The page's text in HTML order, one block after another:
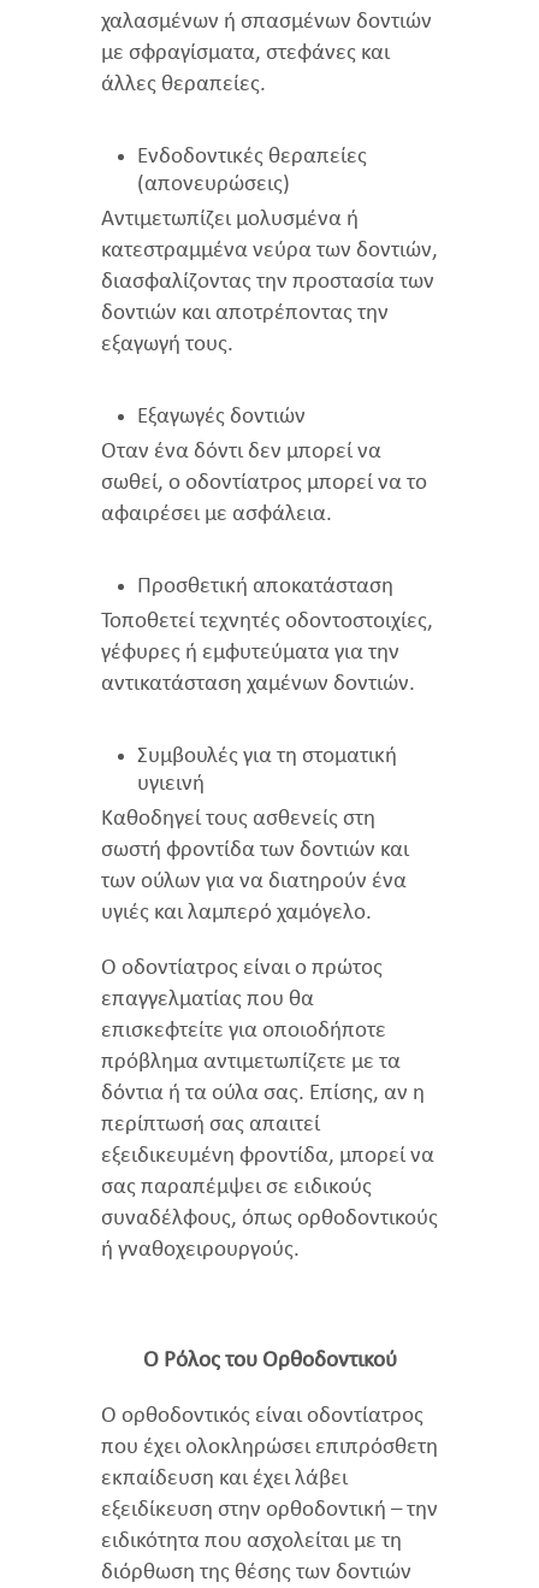
χαλασμένων ή σπασμένων δοντιών
με σφραγίσματα, στεφάνες και
άλλες θεραπείες.
Ενδοδοντικές θεραπείες
(απονευρώσεις)
Αντιμετωπίζει μολυσμένα ή
κατεστραμμένα νεύρα των δοντιών,
διασφαλίζοντας την προστασία των
δοντιών και αποτρέποντας την
εξαγωγή τους.
Εξαγωγές δοντιών
Όταν ένα δόντι δεν μπορεί να
σωθεί, ο οδοντίατρος μπορεί να το
αφαιρέσει με ασφάλεια.
Προσθετική αποκατάσταση
Τοποθετεί τεχνητές οδοντοστοιχίες,
γέφυρες ή εμφυτεύματα για την
αντικατάσταση χαμένων δοντιών.
Συμβουλές για τη στοματική
υγιεινή
Καθοδηγεί τους ασθενείς στη
σωστή φροντίδα των δοντιών και
των ούλων για να διατηρούν ένα
υγιές και λαμπερό χαμόγελο.
Ο οδοντίατρος είναι ο πρώτος
επαγγελματίας που θα
επισκεφτείτε για οποιοδήποτε
πρόβλημα αντιμετωπίζετε με τα
δόντια ή τα ούλα σας. Επίσης, αν η
περίπτωσή σας απαιτεί
εξειδικευμένη φροντίδα, μπορεί να
σας παραπέμψει σε ειδικούς
συναδέλφους, όπως ορθοδοντικούς
ή γναθοχειρουργούς.
Ο Ρόλος του Ορθοδοντικού
Ο ορθοδοντικός είναι οδοντίατρος
που έχει ολοκληρώσει επιπρόσθετη
εκπαίδευση και έχει λάβει
εξειδίκευση στην ορθοδοντική – την
ειδικότητα που ασχολείται με τη
διόρθωση της θέσης των δοντιών